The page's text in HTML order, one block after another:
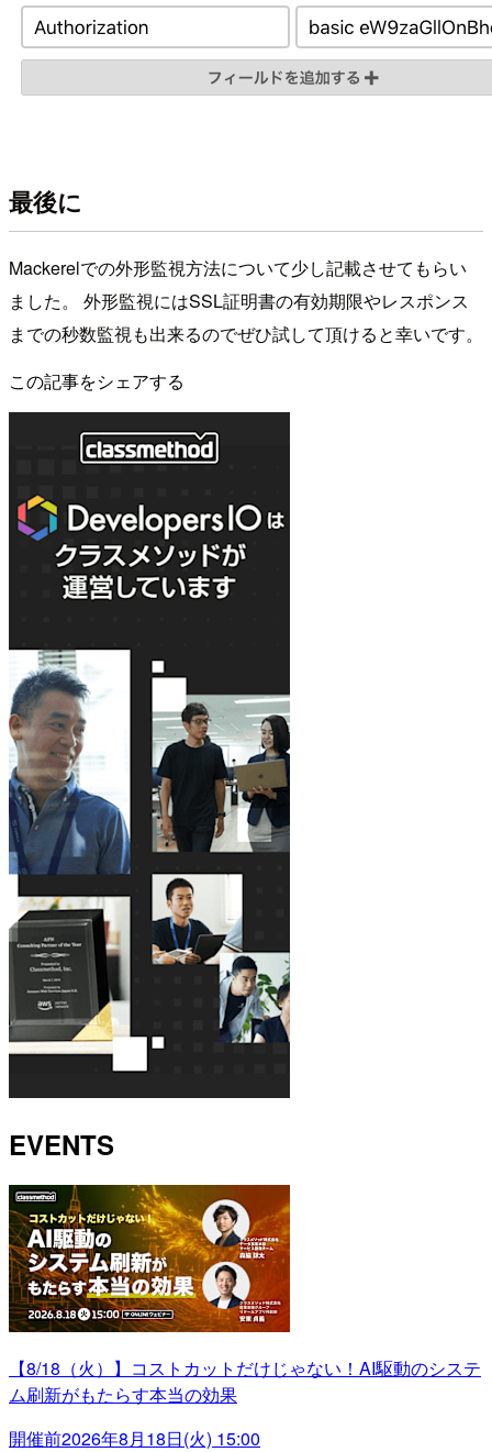
最後に
Mackerelでの外形監視方法について少し記載させてもらい
ました。 外形監視にはSSL証明書の有効期限やレスポンス
までの秒数監視も出来るのでぜひ試して頂けると幸いです。
この記事をシェアする
EVENTS
【8/18（火）】コストカットだけじゃない！AI駆動のシステ
ム刷新がもたらす本当の効果
開催前2026年8月18日(火) 15:00